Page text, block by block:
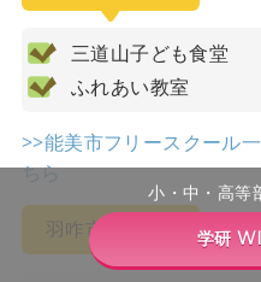
三道山子ども食堂
ふれあい教室
>>能美市フリースクール
ちら
羽咋市（2校）
小・中・高等
学研